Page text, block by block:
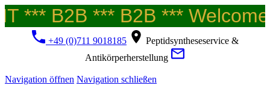
*** B2B *** B2B *** Welcome
+49 (0)711 9018185
Peptidsyntheseservice &
Antikörperherstellung
Navigation öffnen Navigation schließen